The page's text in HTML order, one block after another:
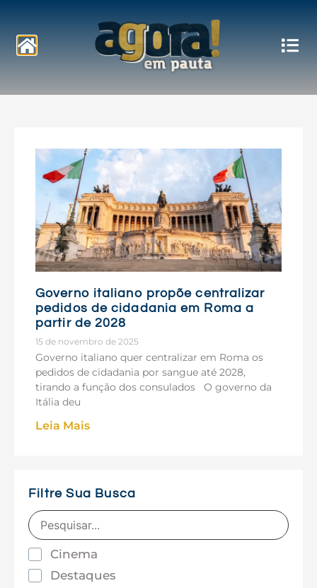
Notícias
Governo italiano propõe centralizar
pedidos de cidadania em Roma a
partir de 2028
15 de novembro de 2025
Governo italiano quer centralizar em Roma os
pedidos de cidadania por sangue até 2028,
tirando a função dos consulados O governo da
Itália deu
Leia Mais
Filtre Sua Busca
Cinema
Destaques